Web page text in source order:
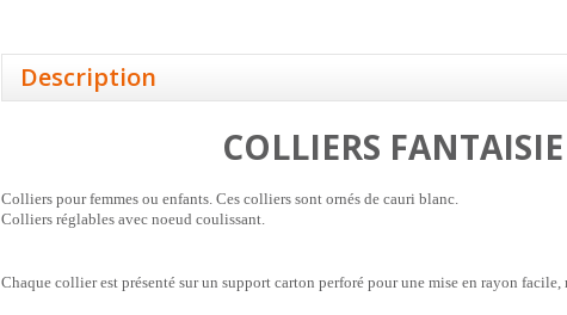
Description
COLLIERS FANTAISIE
Colliers pour femmes ou enfants. Ces colliers sont ornés de cauri blanc.
Colliers réglables avec noeud coulissant.
Chaque collier est présenté sur un support carton perforé pour une mise en rayon